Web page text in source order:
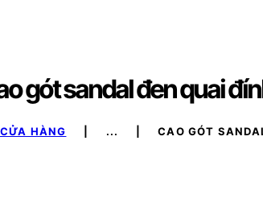
gót sandal đen quai
CỬA HÀNG ... CAO GÓT